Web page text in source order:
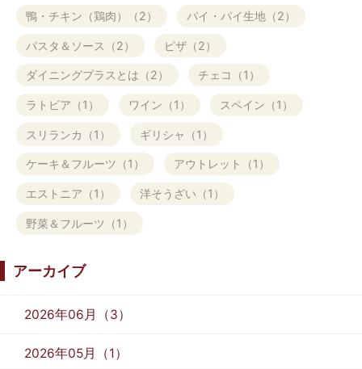
鴨・チキン（鶏肉）（2） パイ・パイ生地（2）
パスタ＆ソース（2） ピザ（2）
ダイニングプラスとは（2） チェコ（1）
ラトビア（1） ワイン（1） スペイン（1）
スリランカ（1） ギリシャ（1）
ケーキ＆フルーツ（1） アウトレット（1）
エストニア（1） 洋そうざい（1）
野菜＆フルーツ（1）
アーカイブ
2026年06月（3）
2026年05月（1）